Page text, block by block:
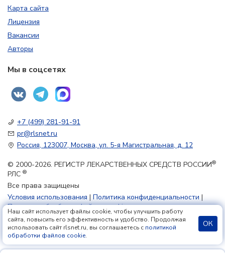
Карта сайта
Лицензия
Вакансии
Авторы
Мы в соцсетях
+7 (499) 281-91-91
pr@rlsnet.ru
Россия, 123007, Москва, ул. 5-я Магистральная, д. 12
© 2000-2026. РЕГИСТР ЛЕКАРСТВЕННЫХ СРЕДСТВ РОССИИ®
РЛС ®
Все права защищены
Условия использования | Политика конфиденциальности |
Политика обработки файлов cookie
18+
Наш сайт использует файлы cookie, чтобы улучшить работу
сайта, повысить его эффективность и удобство. Продолжая
использовать сайт rlsnet.ru, вы соглашаетесь с политикой
обработки файлов cookie.
ОК